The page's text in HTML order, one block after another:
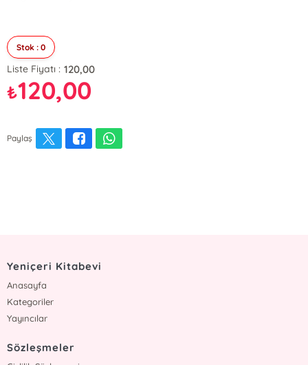
Stok : 0
Liste Fiyatı : 120,00
₺120,00
Paylaş
Yeniçeri Kitabevi
Anasayfa
Kategoriler
Yayıncılar
Sözleşmeler